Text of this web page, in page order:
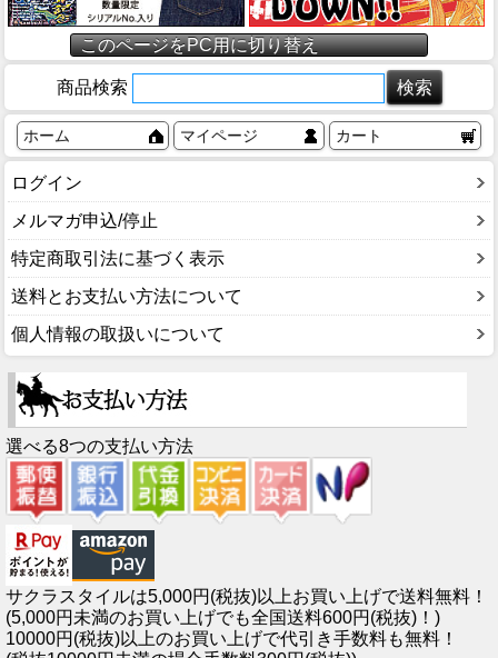
このページをPC用に切り替え
商品検索
ホーム マイページ カート
ログイン
メルマガ申込/停止
特定商取引法に基づく表示
送料とお支払い方法について
個人情報の取扱いについて
選べる8つの支払い方法
サクラスタイルは5,000円(税抜)以上お買い上げで送料無料！
(5,000円未満のお買い上げでも全国送料600円(税抜)！)
10000円(税抜)以上のお買い上げで代引き手数料も無料！